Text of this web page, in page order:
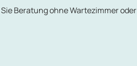
Beratung ohne Wartezimmer oder